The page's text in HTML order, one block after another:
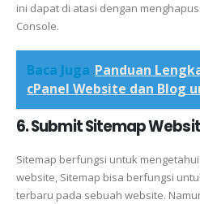
ini dapat di atasi dengan
Console.
Baca Juga Panduan
cPanel Website dan Blog
6. Submit Sitemap
Sitemap berfungsi untuk
website, Sitemap bisa berfungsi
terbaru pada sebuah website.